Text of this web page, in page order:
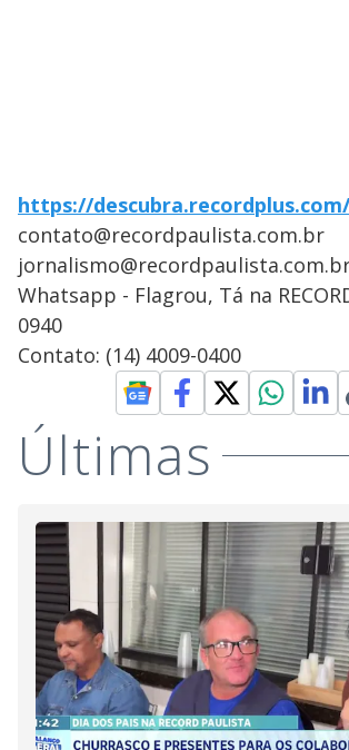
https://descubra.recordplus.com/
contato@recordpaulista.com.br
Whatsapp - Flagrou, Tá na
0940
Contato: (14) 4009-0400
Últimas